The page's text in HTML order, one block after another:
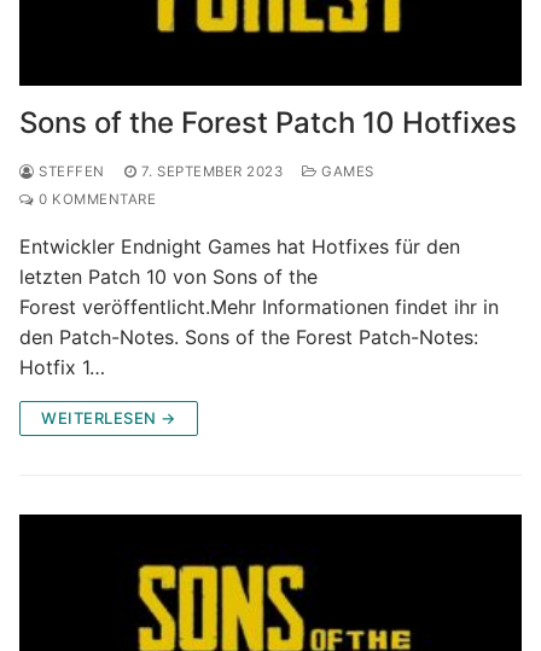
Sons of the Forest Patch 10 Hotfixes
STEFFEN 7. SEPTEMBER 2023
GAMES
0 KOMMENTARE
Entwickler Endnight Games hat Hotfixes für den
letzten Patch 10 von Sons of the
Forest veröffentlicht.Mehr Informationen findet ihr in
den Patch-Notes. Sons of the Forest Patch-Notes:
Hotfix 1…
WEITERLESEN →